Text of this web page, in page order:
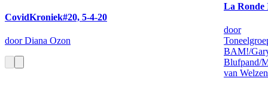
CovidKroniek#20, 5-4-20
door Diana Ozon
La Ronde
door
BAM!/
Blufpand/
van